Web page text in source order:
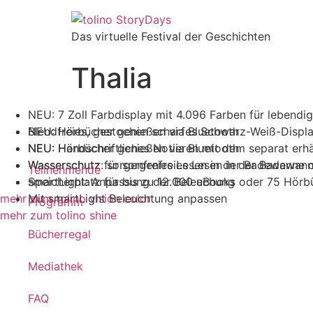
Das virtuelle Festival der Geschichten
Thalia
NEU: 7 Zoll Farbdisplay mit 4.096 Farben für
NEU: Hörbücher genießen via Bluetooth
NEU: Handschriftliches Notieren mit dem separat
Wasserschutz: sorgenfreies Lesen in der Badewanne
smartLight: Anpassung der Beleuchung
mehr zum tolino vision color
Blendfreies, gestochen scharfes Schwarz-Weiß-
NEU: Hörbücher genießen via Bluetooth
Wasserschutz für sorgenfreies Lesen in der
Speicherplatz für bis zu 12.000 eBooks oder 75
Mit smartLight Beleuchtung anpassen
mehr zum tolino shine
Teilnehmende
Programm
Bücherregal
Mediathek
FAQ